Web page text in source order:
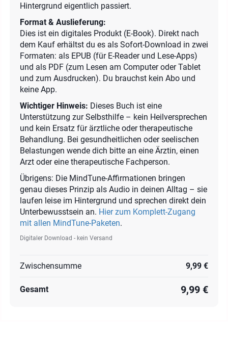
Hintergrund eigentlich passiert.
Format & Auslieferung:
Dies ist ein digitales Produkt (E-Book). Direkt nach
dem Kauf erhältst du es als Sofort-Download in zwei
Formaten: als EPUB (für E-Reader und Lese-Apps)
und als PDF (zum Lesen am Computer oder Tablet
und zum Ausdrucken). Du brauchst kein Abo und
keine App.
Wichtiger Hinweis: Dieses Buch ist eine
Unterstützung zur Selbsthilfe – kein Heilversprechen
und kein Ersatz für ärztliche oder therapeutische
Behandlung. Bei gesundheitlichen oder seelischen
Belastungen wende dich bitte an eine Ärztin, einen
Arzt oder eine therapeutische Fachperson.
Übrigens: Die MindTune-Affirmationen bringen
genau dieses Prinzip als Audio in deinen Alltag – sie
laufen leise im Hintergrund und sprechen direkt dein
Unterbewusstsein an. Hier zum Komplett-Zugang
mit allen MindTune-Paketen.
Digitaler Download - kein Versand
Zwischensumme 9,99 €
Gesamt 9,99 €